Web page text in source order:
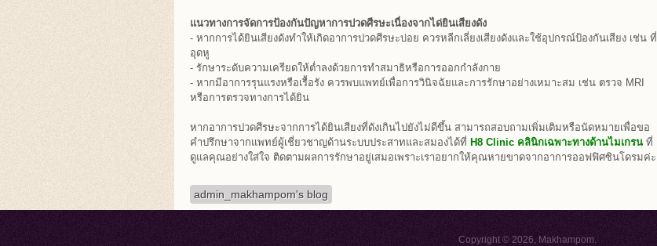
แนวทางการจัดการป้องกันปัญหาการปวดศีรษะเนื่องจากได่ยินเสียงดัง
- หากการได้ยินเสียงดังทำให้เกิดอาการปวดศีรษะบ่อย ควรหลีกเลี่ยงเสียงดังและใช้อุปกรณ์ป้องกันเสียง เช่น ที่
อุดหู
- รักษาระดับความเครียดให้ต่ำลงด้วยการทำสมาธิหรือการออกกำลังกาย
- หากมีอาการรุนแรงหรือเรื้อรัง ควรพบแพทย์เพื่อการวินิจฉัยและการรักษาอย่างเหมาะสม เช่น ตรวจ MRI
หรือการตรวจทางการได้ยิน
หากอาการปวดศีรษะจากการได้ยินเสียงที่ดังเกินไปยังไม่ดีขึ้น สามารถสอบถามเพิ่มเติมหรือนัดหมายเพื่อขอ
คำปรึกษาจากแพทย์ผู้เชี่ยวชาญด้านระบบประสาทและสมองได้ที่ H8 Clinic คลินิกเฉพาะทางด้านไมเกรน ที่
ดูแลคุณอย่างใส่ใจ ติดตามผลการรักษาอยู่เสมอเพราะเราอยากให้คุณหายขาดจากอาการออฟฟิศซินโดรมค่ะ
admin_makhampom's blog
Copyright © 2026, Makhampom.